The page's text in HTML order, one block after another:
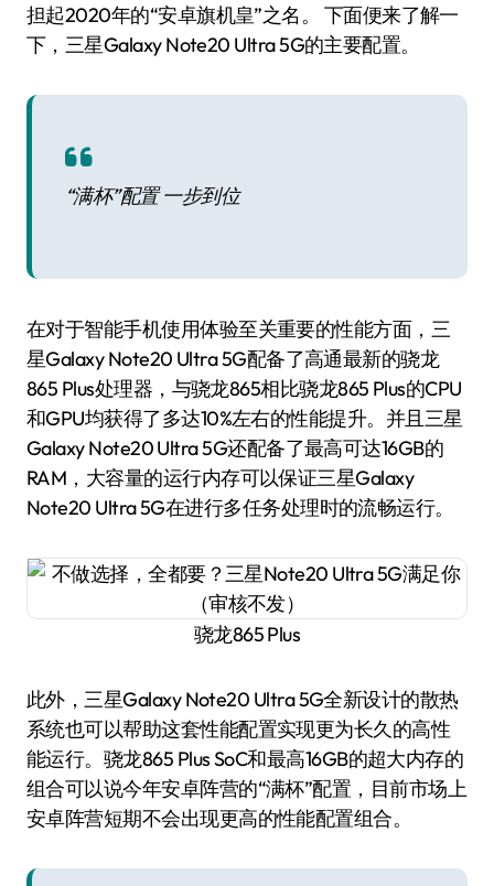
担起2020年的“安卓旗机皇”之名。 下面便来了解一
下，三星Galaxy Note20 Ultra 5G的主要配置。
“满杯”配置 一步到位
在对于智能手机使用体验至关重要的性能方面，三
星Galaxy Note20 Ultra 5G配备了高通最新的骁龙
865 Plus处理器，与骁龙865相比骁龙865 Plus的CPU
和GPU均获得了多达10%左右的性能提升。并且三星
Galaxy Note20 Ultra 5G还配备了最高可达16GB的
RAM，大容量的运行内存可以保证三星Galaxy
Note20 Ultra 5G在进行多任务处理时的流畅运行。
骁龙865 Plus
此外，三星Galaxy Note20 Ultra 5G全新设计的散热
系统也可以帮助这套性能配置实现更为长久的高性
能运行。骁龙865 Plus SoC和最高16GB的超大内存的
组合可以说今年安卓阵营的“满杯”配置，目前市场上
安卓阵营短期不会出现更高的性能配置组合。